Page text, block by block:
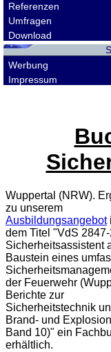
Referenzen
Umfragen
Download
Werbung
Impressum
Wuppertal (NRW).
zu unserem
Ausbildungsangebot
dem Titel "VdS
Sicherheitsassistent
Baustein eines
der Feuerwehr
Berichte zur
Sicherheitstechnik
Brand- und
Band 10)" ein
erhältlich.